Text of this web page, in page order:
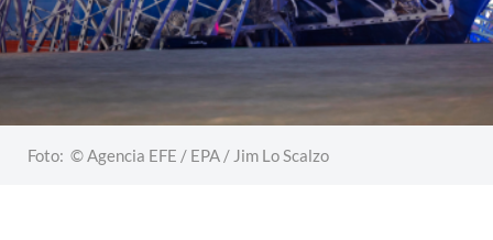
Foto: © Agencia EFE / EPA / Jim Lo Scalzo